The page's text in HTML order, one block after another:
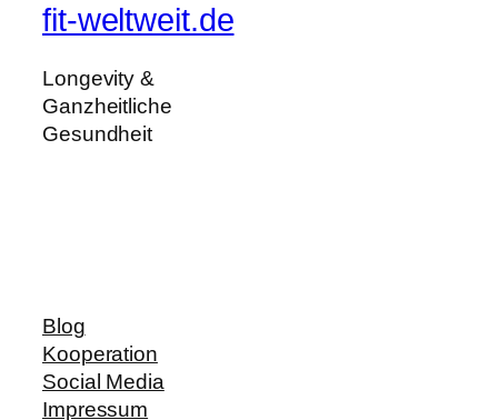
fit-weltweit.de
Longevity &
Ganzheitliche
Gesundheit
Blog
Kooperation
Social Media
Impressum